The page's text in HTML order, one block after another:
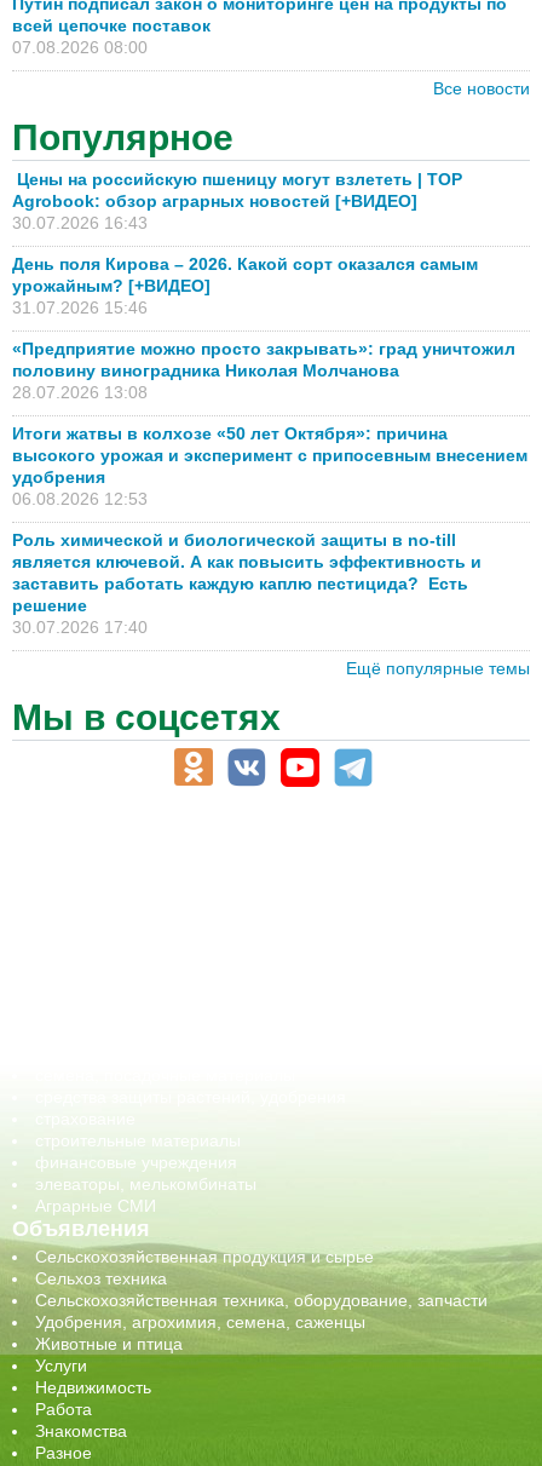
всей цепочке поставок
07.08.2026 08:00
Все новости
Популярное
Цены на российскую пшеницу могут взлететь | TOP
Agrobook: обзор аграрных новостей [+ВИДЕО]
30.07.2026 16:43
День поля Кирова – 2026. Какой сорт оказался самым
урожайным? [+ВИДЕО]
31.07.2026 15:46
«Предприятие можно просто закрывать»: град уничтожил
половину виноградника Николая Молчанова
28.07.2026 13:08
Итоги жатвы в колхозе «50 лет Октября»: причина
высокого урожая и эксперимент с припосевным внесением
удобрения
06.08.2026 12:53
Роль химической и биологической защиты в no-till
является ключевой. А как повысить эффективность и
заставить работать каждую каплю пестицида? Есть
решение
30.07.2026 17:40
Ещё популярные темы
Мы в соцсетях
строительные материалы
финансовые учреждения
элеваторы, мелькомбинаты
Аграрные СМИ
Объявления
Сельскохозяйственная продукция и сырье
Сельхоз техника
Сельскохозяйственная техника, оборудование, запчасти
Удобрения, агрохимия, семена, саженцы
Животные и птица
Услуги
Недвижимость
Работа
Знакомства
Разное